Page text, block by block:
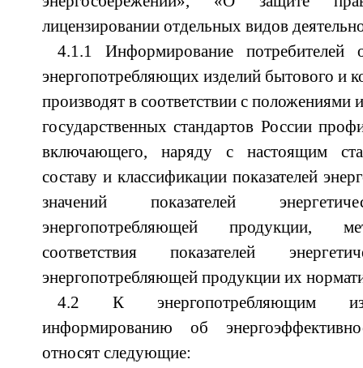
лицензировании отдельных видов
4.1.1 Информирование потребителей
энергопотребляющих изделий бытового и
производят в соответствии с положениями
государственных стандартов России
включающего, наряду с настоящим
составу и классификации показателей
значений показателей
энергопотребляющей продукции,
соответствия показателей
энергопотребляющей продукции их
4.2 К энергопотребляющим
информированию об
относят следующие: